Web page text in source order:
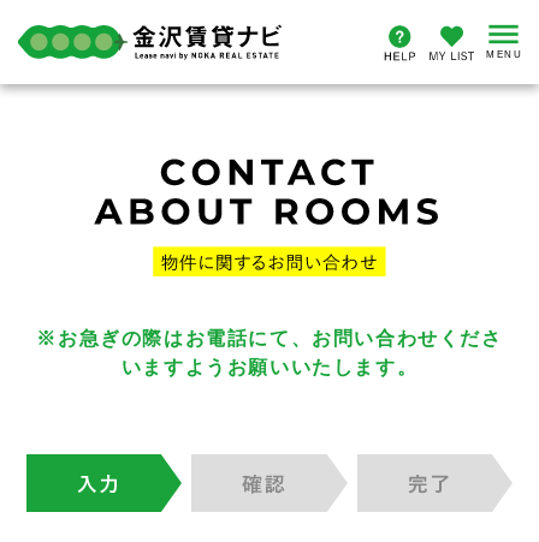
※お急ぎの際はお電話にて、お問い合わせくださ
いますようお願いいたします。